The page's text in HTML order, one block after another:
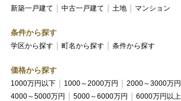
新築一戸建て 中古一戸建て 土地 マンション
条件から探す
学区から探す 町名から探す 条件から探す
価格から探す
1000万円以下 1000～2000万円 2000～3000万円
4000～5000万円
5000～6000万円 6000万円以上